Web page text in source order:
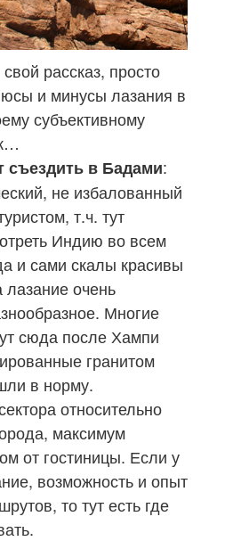
рассказ, просто
и минусы лазания в
субъективному
съездить в Бадами:
не избалованный
т.ч. тут
Индию во всем
и сами скалы красивы
очень
Многие
сюда после Хампи
гранитом
в норму.
относительно
максимум
от гостиницы. Если у
возможность и опыт
то тут есть где